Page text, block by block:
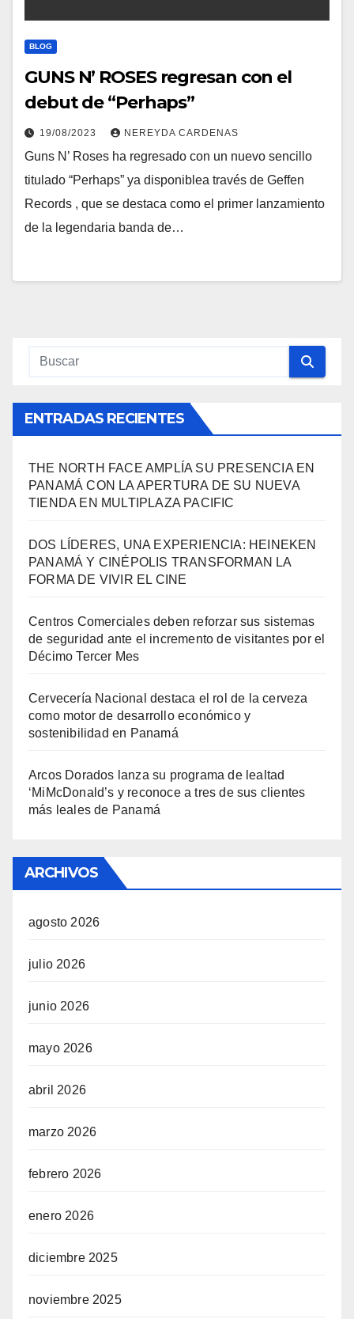
BLOG
GUNS N’ ROSES regresan con el
debut de “Perhaps”
19/08/2023 NEREYDA CARDENAS
Guns N’ Roses ha regresado con un nuevo sencillo
titulado “Perhaps” ya disponiblea través de Geffen
Records , que se destaca como el primer lanzamiento
de la legendaria banda de…
ENTRADAS RECIENTES
THE NORTH FACE AMPLÍA SU PRESENCIA EN
PANAMÁ CON LA APERTURA DE SU NUEVA
TIENDA EN MULTIPLAZA PACIFIC
DOS LÍDERES, UNA EXPERIENCIA: HEINEKEN
PANAMÁ Y CINÉPOLIS TRANSFORMAN LA
FORMA DE VIVIR EL CINE
Centros Comerciales deben reforzar sus sistemas
de seguridad ante el incremento de visitantes por el
Décimo Tercer Mes
Cervecería Nacional destaca el rol de la cerveza
como motor de desarrollo económico y
sostenibilidad en Panamá
Arcos Dorados lanza su programa de lealtad
‘MiMcDonald’s y reconoce a tres de sus clientes
más leales de Panamá
ARCHIVOS
agosto 2026
julio 2026
junio 2026
mayo 2026
abril 2026
marzo 2026
febrero 2026
enero 2026
diciembre 2025
noviembre 2025